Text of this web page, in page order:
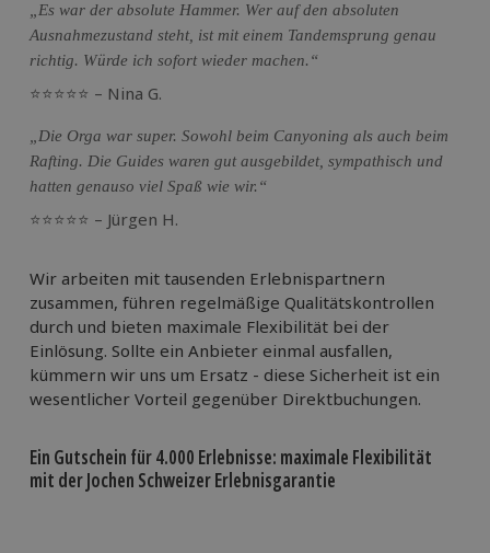
„Es war der absolute Hammer. Wer auf den absoluten
Ausnahmezustand steht, ist mit einem Tandemsprung genau
richtig. Würde ich sofort wieder machen.“
⭐⭐⭐⭐⭐ – Nina G.
„Die Orga war super. Sowohl beim Canyoning als auch beim
Rafting. Die Guides waren gut ausgebildet, sympathisch und
hatten genauso viel Spaß wie wir.“
⭐⭐⭐⭐⭐ – Jürgen H.
Wir arbeiten mit tausenden Erlebnispartnern
zusammen, führen regelmäßige Qualitätskontrollen
durch und bieten maximale Flexibilität bei der
Einlösung. Sollte ein Anbieter einmal ausfallen,
kümmern wir uns um Ersatz - diese Sicherheit ist ein
wesentlicher Vorteil gegenüber Direktbuchungen.
Ein Gutschein für 4.000 Erlebnisse: maximale Flexibilität
mit der Jochen Schweizer Erlebnisgarantie